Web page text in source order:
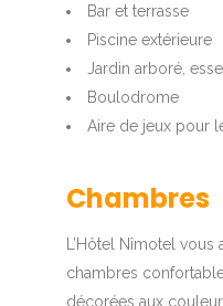
Bar et terrasse
Piscine extérieure
Jardin arboré,
Boulodrome
Aire de jeux pour
Chambres
L’Hôtel Nîmotel vous
chambres
décorées aux